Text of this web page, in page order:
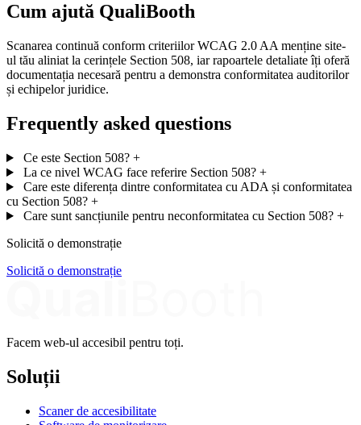
Cum ajută QualiBooth
Scanarea continuă conform criteriilor WCAG 2.0 AA menține site-
ul tău aliniat la cerințele Section 508, iar rapoartele detaliate îți oferă
documentația necesară pentru a demonstra conformitatea auditorilor
și echipelor juridice.
Frequently asked questions
Ce este Section 508? +
La ce nivel WCAG face referire Section 508? +
Care este diferența dintre conformitatea cu ADA și conformitatea
cu Section 508? +
Care sunt sancțiunile pentru neconformitatea cu Section 508? +
Solicită o demonstrație
Solicită o demonstrație
Facem web-ul accesibil pentru toți.
Soluții
Scaner de accesibilitate